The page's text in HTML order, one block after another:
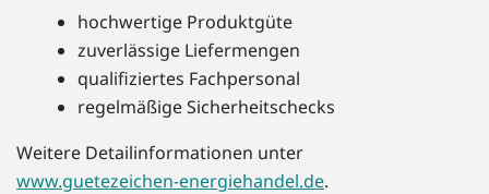
hochwertige Produktgüte
zuverlässige Liefermengen
qualifiziertes Fachpersonal
regelmäßige Sicherheitschecks
Weitere Detailinformationen unter
www.guetezeichen-energiehandel.de.